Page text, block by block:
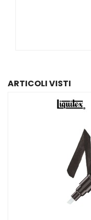
ARTICOLI VISTI